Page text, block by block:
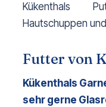
Kükenthals
Hautschuppen
Futter von
Kükenthals
sehr gerne